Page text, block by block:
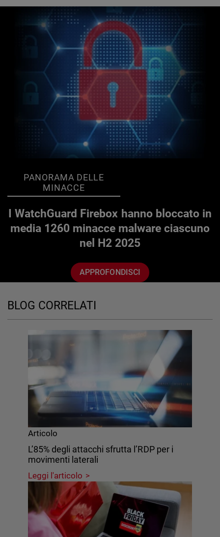
PANORAMA DELLE
MINACCE
I WatchGuard Firebox hanno bloccato in
media 1260 minacce malware ciascuno
nel H2 2025
APPROFONDISCI
BLOG CORRELATI
Articolo
L’85% degli attacchi sfrutta l’RDP per i
movimenti laterali
Leggi l'articolo